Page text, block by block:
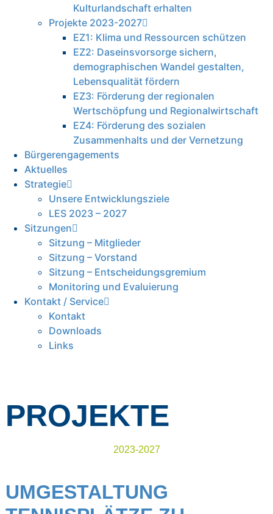
Kulturlandschaft erhalten
Projekte 2023-2027
EZ1: Klima und Ressourcen schützen
EZ2: Daseinsvorsorge sichern,
demographischen Wandel gestalten,
Lebensqualität fördern
EZ3: Förderung der regionalen
Wertschöpfung und Regionalwirtschaft
EZ4: Förderung des sozialen
Zusammenhalts und der Vernetzung
Bürgerengagements
Aktuelles
Strategie
Unsere Entwicklungsziele
LES 2023 – 2027
Sitzungen
Sitzung – Mitglieder
Sitzung – Vorstand
Sitzung – Entscheidungsgremium
Monitoring und Evaluierung
Kontakt / Service
Kontakt
Downloads
Links
PROJEKTE
2023-2027
UMGESTALTUNG